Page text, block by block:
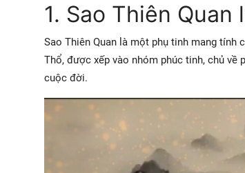
1. Sao Thiên Quan
Sao Thiên Quan là một phụ tinh mang tính
Thổ, được xếp vào nhóm phúc tinh, chủ
cuộc đời.